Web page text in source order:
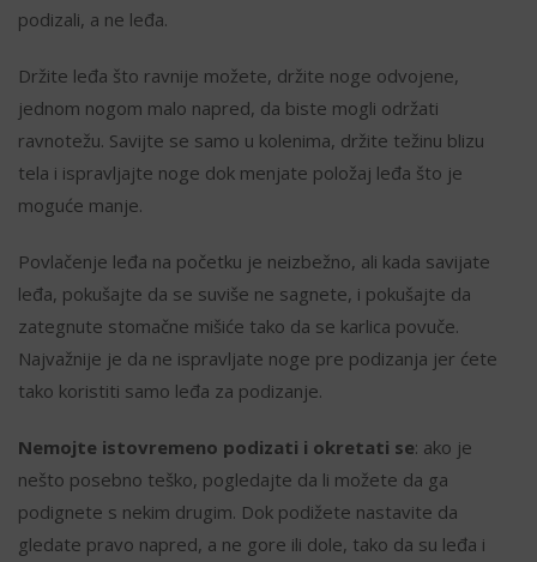
podizali, a ne leđa.
Držite leđa što ravnije možete, držite noge odvojene,
jednom nogom malo napred, da biste mogli održati
ravnotežu. Savijte se samo u kolenima, držite težinu blizu
tela i ispravljajte noge dok menjate položaj leđa što je
moguće manje.
Povlačenje leđa na početku je neizbežno, ali kada savijate
leđa, pokušajte da se suviše ne sagnete, i pokušajte da
zategnute stomačne mišiće tako da se karlica povuče.
Najvažnije je da ne ispravljate noge pre podizanja jer ćete
tako koristiti samo leđa za podizanje.
Nemojte istovremeno podizati i okretati se: ako je
nešto posebno teško, pogledajte da li možete da ga
podignete s nekim drugim. Dok podižete nastavite da
gledate pravo napred, a ne gore ili dole, tako da su leđa i